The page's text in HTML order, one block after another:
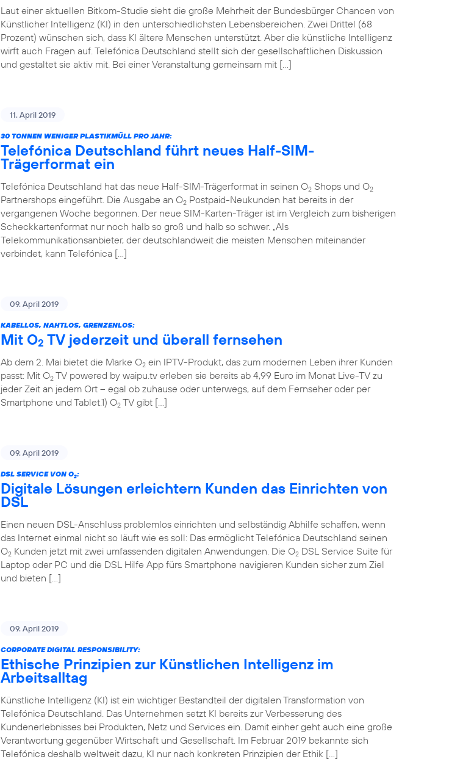
Laut einer aktuellen Bitkom-Studie sieht die große Mehrheit der Bundesbürger Chancen von
Künstlicher Intelligenz (KI) in den unterschiedlichsten Lebensbereichen. Zwei Drittel (68
Prozent) wünschen sich, dass KI ältere Menschen unterstützt. Aber die künstliche Intelligenz
wirft auch Fragen auf. Telefónica Deutschland stellt sich der gesellschaftlichen Diskussion
und gestaltet sie aktiv mit. Bei einer Veranstaltung gemeinsam mit […]
11. April 2019
30 TONNEN WENIGER PLASTIKMÜLL PRO JAHR:
Telefónica Deutschland führt neues Half-SIM-
Trägerformat ein
Telefónica Deutschland hat das neue Half-SIM-Trägerformat in seinen O2 Shops und O2
Partnershops eingeführt. Die Ausgabe an O2 Postpaid-Neukunden hat bereits in der
vergangenen Woche begonnen. Der neue SIM-Karten-Träger ist im Vergleich zum bisherigen
Scheckkartenformat nur noch halb so groß und halb so schwer. „Als
Telekommunikationsanbieter, der deutschlandweit die meisten Menschen miteinander
verbindet, kann Telefónica […]
09. April 2019
KABELLOS, NAHTLOS, GRENZENLOS:
Mit O2 TV jederzeit und überall fernsehen
Ab dem 2. Mai bietet die Marke O2 ein IPTV-Produkt, das zum modernen Leben ihrer Kunden
passt: Mit O2 TV powered by waipu.tv erleben sie bereits ab 4,99 Euro im Monat Live-TV zu
jeder Zeit an jedem Ort – egal ob zuhause oder unterwegs, auf dem Fernseher oder per
Smartphone und Tablet.1) O2 TV gibt […]
09. April 2019
DSL SERVICE VON O2:
Digitale Lösungen erleichtern Kunden das Einrichten von
DSL
Einen neuen DSL-Anschluss problemlos einrichten und selbständig Abhilfe schaffen, wenn
das Internet einmal nicht so läuft wie es soll: Das ermöglicht Telefónica Deutschland seinen
O2 Kunden jetzt mit zwei umfassenden digitalen Anwendungen. Die O2 DSL Service Suite für
Laptop oder PC und die DSL Hilfe App fürs Smartphone navigieren Kunden sicher zum Ziel
und bieten […]
09. April 2019
CORPORATE DIGITAL RESPONSIBILITY:
Ethische Prinzipien zur Künstlichen Intelligenz im
Arbeitsalltag
Künstliche Intelligenz (KI) ist ein wichtiger Bestandteil der digitalen Transformation von
Telefónica Deutschland. Das Unternehmen setzt KI bereits zur Verbesserung des
Kundenerlebnisses bei Produkten, Netz und Services ein. Damit einher geht auch eine große
Verantwortung gegenüber Wirtschaft und Gesellschaft. Im Februar 2019 bekannte sich
Telefónica deshalb weltweit dazu, KI nur nach konkreten Prinzipien der Ethik […]